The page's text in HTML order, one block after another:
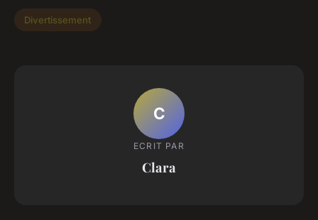
Divertissement
C
ECRIT PAR
Clara